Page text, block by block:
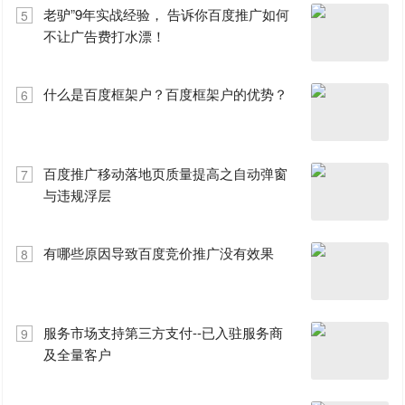
5
老驴”9年实战经验， 告诉你百度推广如何
不让广告费打水漂！
6 什么是百度框架户？百度框架户的优势？
7
百度推广移动落地页质量提高之自动弹窗
与违规浮层
8 有哪些原因导致百度竞价推广没有效果
9
服务市场支持第三方支付--已入驻服务商
及全量客户